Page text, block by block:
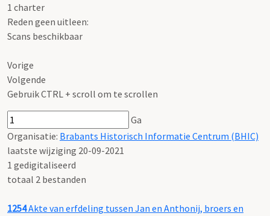
1 charter
Reden geen uitleen:
Scans beschikbaar
Vorige
Volgende
Gebruik CTRL + scroll om te scrollen
Ga
Organisatie: Brabants Historisch Informatie Centrum (BHIC)
laatste wijziging 20-09-2021
1 gedigitaliseerd
totaal 2 bestanden
1254Akte van erfdeling tussen Jan en Anthonij, broers en